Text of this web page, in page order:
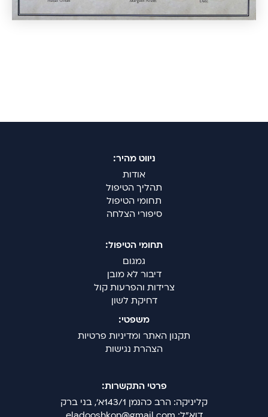
ניווט מהיר:
אודות
תהליך הטיפול
תחומי הטיפול
סיפורי הצלחה
תחומי הטיפול:
גמגום
דיבור לא מובן
צרידות והפרעות קול
דחיקת לשון
משפטי:
תקנון האתר ומדיניות פרטיות
הצהרת נגישות
פרטי התקשרות:
קליניקה: הרב כהנמן 143/1א', בני ברק